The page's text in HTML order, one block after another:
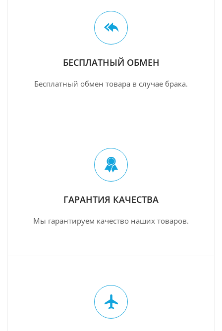
БЕСПЛАТНЫЙ ОБМЕН
Бесплатный обмен товара в случае брака.
ГАРАНТИЯ КАЧЕСТВА
Мы гарантируем качество наших товаров.